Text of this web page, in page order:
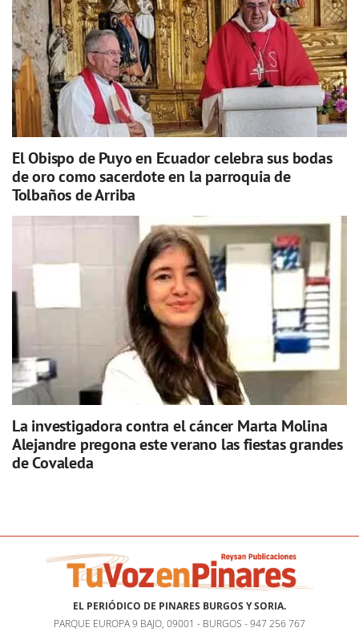
El Obispo de Puyo en Ecuador celebra sus bodas
de oro como sacerdote en la parroquia de
Tolbaños de Arriba
La investigadora contra el cáncer Marta Molina
Alejandre pregona este verano las fiestas grandes
de Covaleda
EL PERIÓDICO DE PINARES BURGOS Y SORIA.
PARQUE EUROPA 9 BAJO, 09001 - BURGOS - 947 256 767